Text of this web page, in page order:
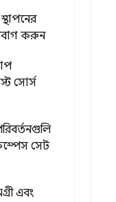
করুন
সোর্স
সেট
এবং